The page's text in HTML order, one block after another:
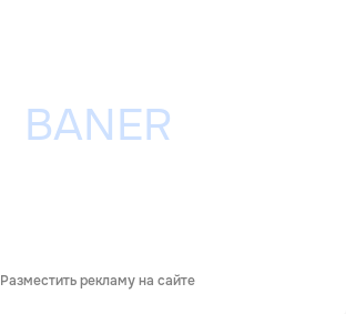
Разместить рекламу на сайте